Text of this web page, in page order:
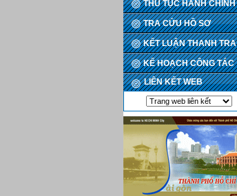
THỦ TỤC HÀNH CHÍNH
TRA CỨU HỒ SƠ
KẾT LUẬN THANH TRA
KẾ HOẠCH CÔNG TÁC
LIÊN KẾT WEB